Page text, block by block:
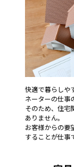
快適で暮らしや
ネーターの仕事
そのため、住宅
ありません。
お客様からの要
することが仕事